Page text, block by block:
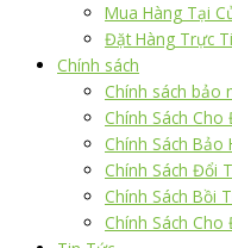
Mua Hàng Tại
Đặt Hàng Trực
Chính sách
Chính sách bảo
Chính Sách Cho
Chính Sách Bảo
Chính Sách Đổi
Chính Sách Bồi
Chính Sách Cho